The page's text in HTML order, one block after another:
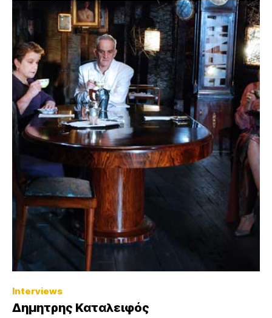
Interviews
Δημητρης Καταλειφός